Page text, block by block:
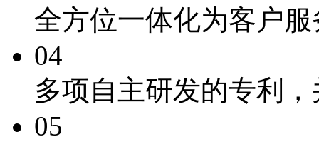
全方位一体化为客户服
04
多项自主研发的专利
05